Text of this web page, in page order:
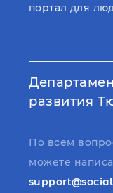
портал для
развития
По всем
можете